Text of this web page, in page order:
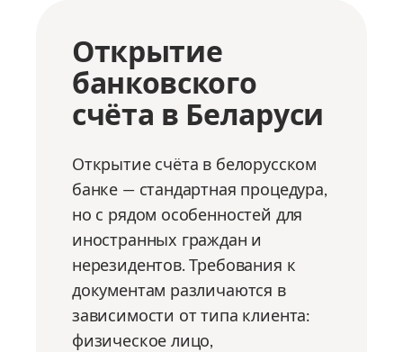
Открытие
банковского
счёта в Беларуси
Открытие счёта в белорусском
банке — стандартная процедура,
но с рядом особенностей для
иностранных граждан и
нерезидентов. Требования к
документам различаются в
зависимости от типа клиента:
физическое лицо,